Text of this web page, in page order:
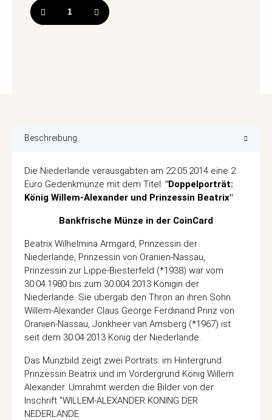
Beschreibung
Die Niederlande verausgabten am 22.05.2014 eine 2
Euro Gedenkmünze mit dem Titel. "Doppelporträt:
König Willem-Alexander und Prinzessin Beatrix"
Bankfrische Münze in der CoinCard
Beatrix Wilhelmina Armgard, Prinzessin der
Niederlande, Prinzessin von Oranien-Nassau,
Prinzessin zur Lippe-Biesterfeld (*1938) war vom
30.04.1980 bis zum 30.004.2013 Königin der
Niederlande. Sie übergab den Thron an ihren Sohn.
Willem-Alexander Claus George Ferdinand Prinz von
Oranien-Nassau, Jonkheer van Amsberg (*1967) ist
seit dem 30.04.2013 König der Niederlande.
Das Münzbild zeigt zwei Porträts: im Hintergrund
Prinzessin Beatrix und im Vordergrund König Willem
Alexander. Umrahmt werden die Bilder von der
Inschrift "WILLEM-ALEXANDER KONING DER
NEDERLANDE